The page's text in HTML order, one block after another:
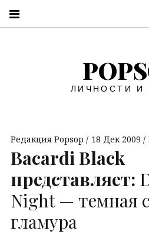
ЛИЧНОСТИ И
Редакция Popsop 18 Дек 2009
Bacardi Black
представляет:
Night — темная
гламура